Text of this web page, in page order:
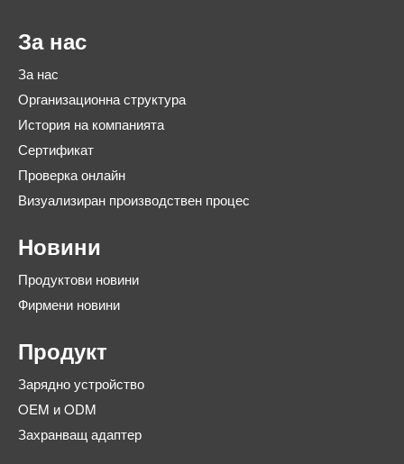
За нас
За нас
Организационна структура
История на компанията
Сертификат
Проверка онлайн
Визуализиран производствен процес
Новини
Продуктови новини
Фирмени новини
Продукт
Зарядно устройство
OEM и ODM
Захранващ адаптер